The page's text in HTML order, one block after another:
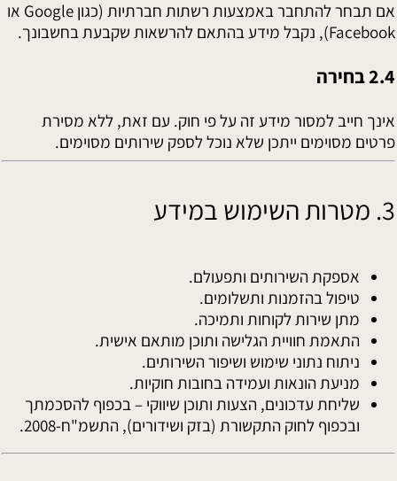
אם תבחר להתחבר באמצעות רשתות חברתיות (כגון Google או
Facebook), נקבל מידע בהתאם להרשאות שקבעת בחשבונך.
2.4 בחירה
אינך חייב למסור מידע זה על פי חוק. עם זאת, ללא מסירת
פרטים מסוימים ייתכן שלא נוכל לספק שירותים מסוימים.
3. מטרות השימוש במידע
אספקת השירותים ותפעולם.
טיפול בהזמנות ותשלומים.
מתן שירות לקוחות ותמיכה.
התאמת חוויית הגלישה ותוכן מותאם אישית.
ניתוח נתוני שימוש ושיפור השירותים.
מניעת הונאות ועמידה בחובות חוקיות.
שליחת עדכונים, הצעות ותוכן שיווקי – בכפוף להסכמתך
ובכפוף לחוק התקשורת (בזק ושידורים), התשמ"ח-2008.